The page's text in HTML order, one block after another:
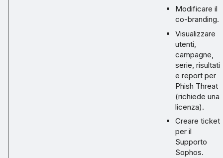
Modificare il
co-branding.
Visualizzare
utenti,
campagne,
serie, risultati
e report per
Phish Threat
(richiede una
licenza).
Creare ticket
per il
Supporto
Sophos.